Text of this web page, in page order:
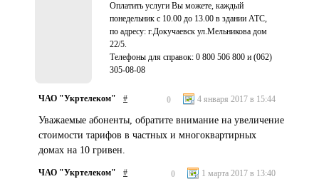
Оплатить услуги Вы можете, каждый
понедельник с 10.00 до 13.00 в здании АТС,
по адресу: г.Докучаевск ул.Мельникова дом
22/5.
Телефоны для справок: 0 800 506 800 и (062)
305-08-08
ЧАО "Укртелеком" # 4 января 2017 в 15:44
0
Уважаемые абоненты, обратите внимание на увеличение
стоимости тарифов в частных и многоквартирных
домах на 10 гривен.
ЧАО "Укртелеком" # 1 марта 2017 в 13:40
0